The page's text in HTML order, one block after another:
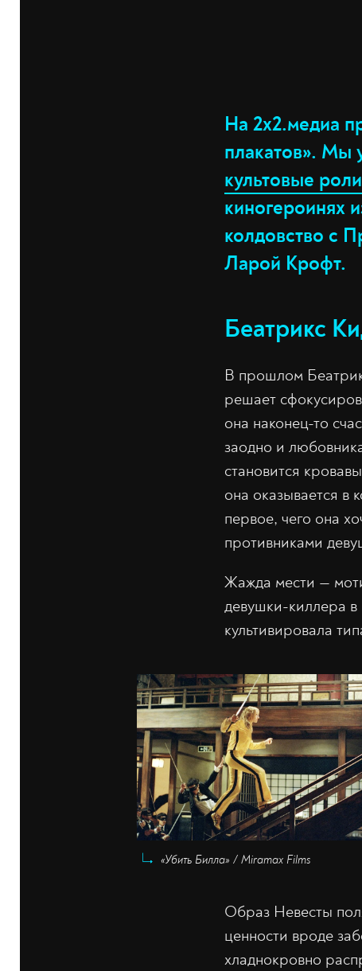
На 2х2.медиа
плакатов». Мы
культовые
киногероинях
колдовство с
Ларой Крофт.
Беатрикс
В прошлом
решает
она наконец-то
заодно и
становится
она оказывается в
первое, чего она
противниками
Жажда мести —
девушки-киллера
культивировала
«Убить Билла» / Miramax Films
Образ Невесты
ценности вроде
хладнокровно